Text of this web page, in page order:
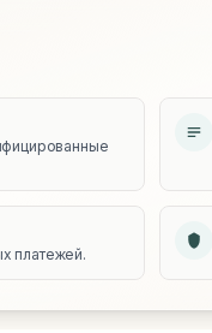
платежей.